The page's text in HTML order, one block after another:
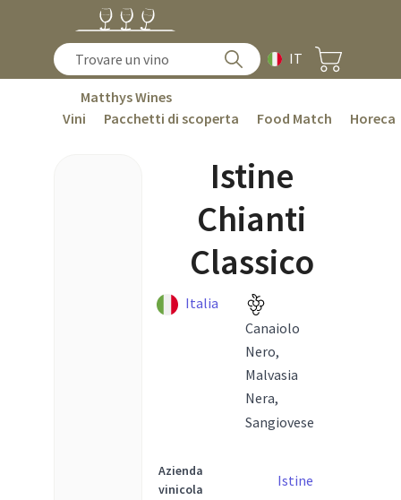
IT
Matthys Wines
Vini
Pacchetti di scoperta Food Match Horeca
Istine
Chianti
Classico
Italia
Canaiolo
Nero,
Malvasia
Nera,
Sangiovese
Azienda
vinicola
Istine